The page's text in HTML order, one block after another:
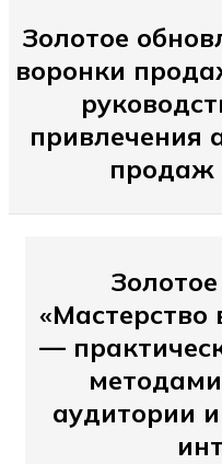
Золотое
воронки
привлечения
продаж
—
аудитории